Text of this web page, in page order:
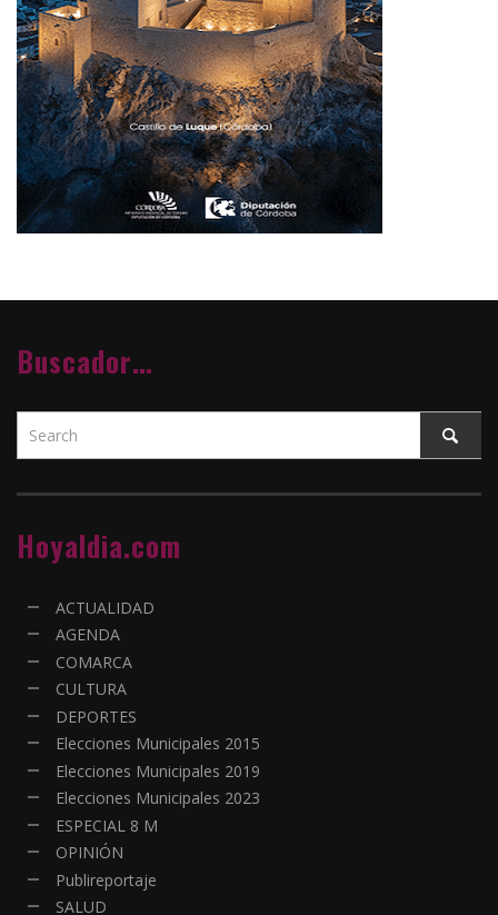
Buscador…
Hoyaldia.com
ACTUALIDAD
AGENDA
COMARCA
CULTURA
DEPORTES
Elecciones Municipales 2015
Elecciones Municipales 2019
Elecciones Municipales 2023
ESPECIAL 8 M
OPINIÓN
Publireportaje
SALUD